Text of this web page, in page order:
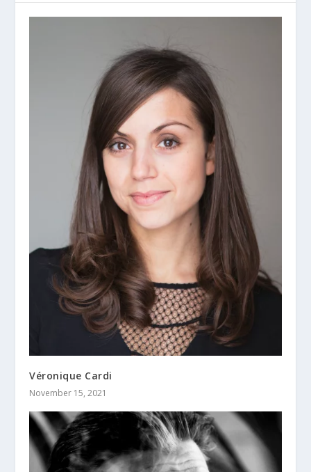
Véronique Cardi
November 15, 2021